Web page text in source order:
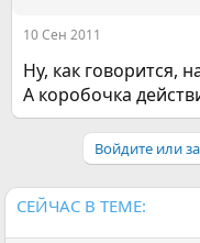
10 Сен 2011
Ну, как говорится,
А коробочка
Войдите или
СЕЙЧАС В ТЕМЕ: